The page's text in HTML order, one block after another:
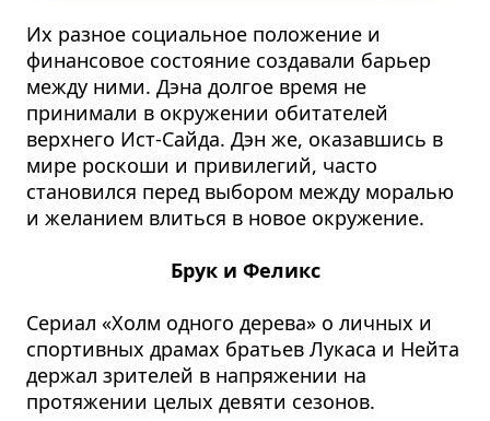
Их разное социальное положение и
финансовое состояние создавали барьер
между ними. Дэна долгое время не
принимали в окружении обитателей
верхнего Ист-Сайда. Дэн же, оказавшись в
мире роскоши и привилегий, часто
становился перед выбором между моралью
и желанием влиться в новое окружение.
Брук и Феликс
Сериал «Холм одного дерева» о личных и
спортивных драмах братьев Лукаса и Нейта
держал зрителей в напряжении на
протяжении целых девяти сезонов.